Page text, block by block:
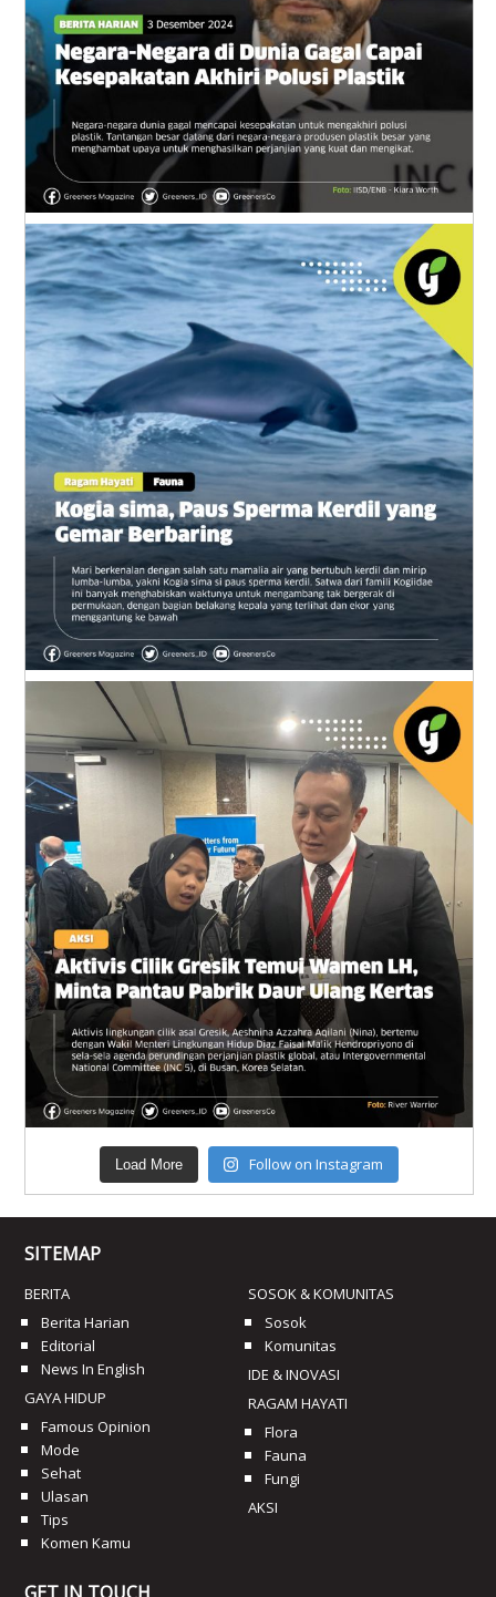
Load More Follow on Instagram
SITEMAP
BERITA
Berita Harian
Editorial
News In English
GAYA HIDUP
Famous Opinion
Mode
Sehat
Ulasan
Tips
Komen Kamu
SOSOK & KOMUNITAS
Sosok
Komunitas
IDE & INOVASI
RAGAM HAYATI
Flora
Fauna
Fungi
AKSI